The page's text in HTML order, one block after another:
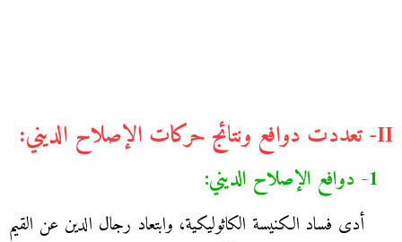
II- تعددت دوافع ونتائج حركات الإصلاح الديني:
1- دوافع الإصلاح الديني:
أدى فساد الكنيسة الكاثوليكية، وابتعاد رجال الدين عن القيم